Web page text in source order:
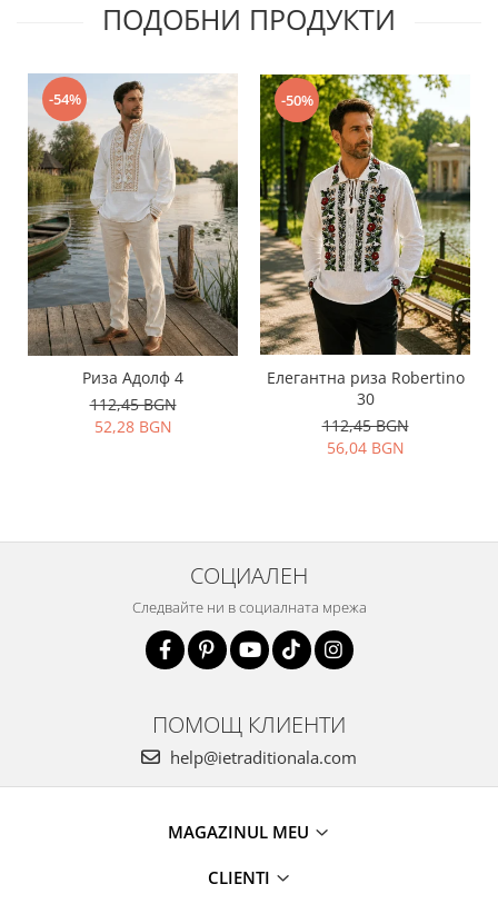
ПОДОБНИ ПРОДУКТИ
-54%
Риза Адолф 4
112,45 BGN
52,28 BGN
-50%
Елегантна риза Robertino
30
112,45 BGN
56,04 BGN
СОЦИАЛЕН
Следвайте ни в социалната мрежа
ПОМОЩ КЛИЕНТИ
help@ietraditionala.com
MAGAZINUL MEU
CLIENTI